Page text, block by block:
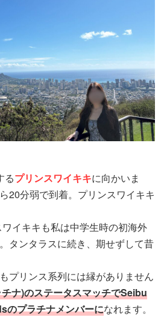
るプリンスワイキキに向かいま
20分弱で到着。プリンスワイキキ
イキキも私は中学生時の初海外
タンタラスに続き、期せずして昔
プリンス系列には縁がありません
ナ)のステータスマッチでSeibu
プラチナメンバーになれます。